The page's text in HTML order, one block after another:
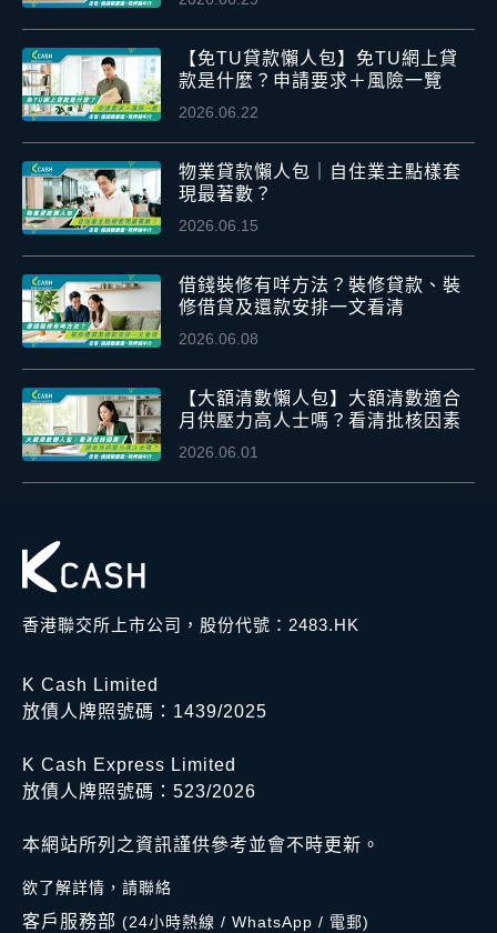
【免TU貸款懶人包】免TU網上貸
款是什麼？申請要求＋風險一覽
2026.06.22
物業貸款懶人包｜自住業主點樣套
現最著數？
2026.06.15
借錢裝修有咩方法？裝修貸款、裝
修借貸及還款安排一文看清
2026.06.08
【大額清數懶人包】大額清數適合
月供壓力高人士嗎？看清批核因素
2026.06.01
香港聯交所上市公司，股份代號：2483.HK
K Cash Limited
放債人牌照號碼：1439/2025
K Cash Express Limited
放債人牌照號碼：523/2026
本網站所列之資訊謹供參考並會不時更新。
欲了解詳情，請聯絡
客戶服務部 (24小時熱線 / WhatsApp / 電郵)